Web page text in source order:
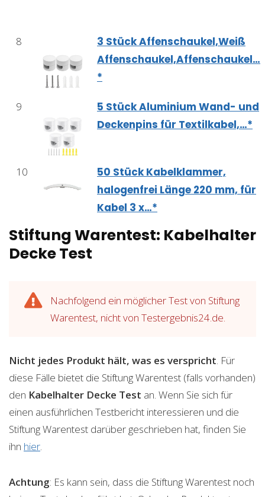
8
3 Stück Affenschaukel,Weiß
Affenschaukel,Affenschaukel…
*
9
5 Stück Aluminium Wand- und
Deckenpins für Textilkabel,…*
10
50 Stück Kabelklammer,
halogenfrei Länge 220 mm, für
Kabel 3 x…*
Stiftung Warentest: Kabelhalter
Decke Test
Nachfolgend ein möglicher Test von Stiftung
Warentest, nicht von Testergebnis24.de.
Nicht jedes Produkt hält, was es verspricht. Für
diese Fälle bietet die Stiftung Warentest (falls vorhanden)
den Kabelhalter Decke Test an. Wenn Sie sich für
einen ausführlichen Testbericht interessieren und die
Stiftung Warentest darüber geschrieben hat, finden Sie
ihn hier.
Achtung: Es kann sein, dass die Stiftung Warentest noch